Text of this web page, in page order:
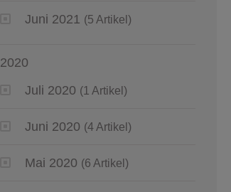
Juni 2021 (5 Artikel)
2020
Juli 2020 (1 Artikel)
Juni 2020 (4 Artikel)
Mai 2020 (6 Artikel)